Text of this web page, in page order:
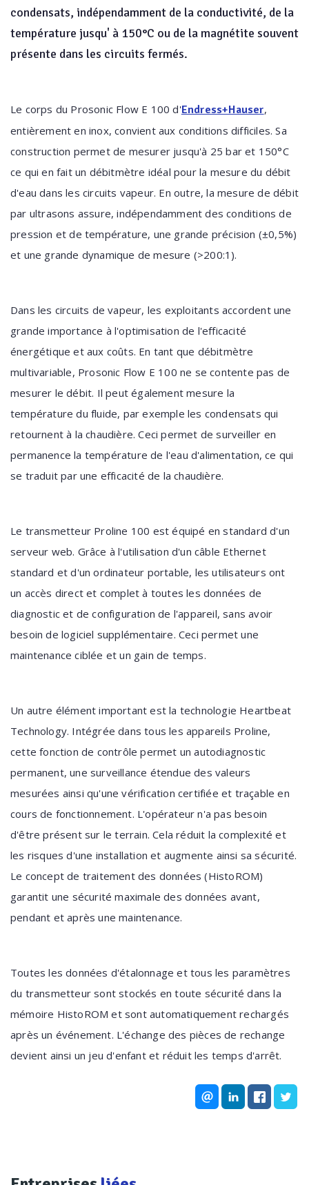
condensats, indépendamment de la conductivité, de la
température jusqu' à 150°C ou de la magnétite souvent
présente dans les circuits fermés.
Le corps du Prosonic Flow E 100 d'Endress+Hauser,
entièrement en inox, convient aux conditions difficiles. Sa
construction permet de mesurer jusqu'à 25 bar et 150°C
ce qui en fait un débitmètre idéal pour la mesure du débit
d'eau dans les circuits vapeur. En outre, la mesure de débit
par ultrasons assure, indépendamment des conditions de
pression et de température, une grande précision (±0,5%)
et une grande dynamique de mesure (>200:1).
Dans les circuits de vapeur, les exploitants accordent une
grande importance à l'optimisation de l'efficacité
énergétique et aux coûts. En tant que débitmètre
multivariable, Prosonic Flow E 100 ne se contente pas de
mesurer le débit. Il peut également mesure la
température du fluide, par exemple les condensats qui
retournent à la chaudière. Ceci permet de surveiller en
permanence la température de l'eau d'alimentation, ce qui
se traduit par une efficacité de la chaudière.
Le transmetteur Proline 100 est équipé en standard d'un
serveur web. Grâce à l'utilisation d'un câble Ethernet
standard et d'un ordinateur portable, les utilisateurs ont
un accès direct et complet à toutes les données de
diagnostic et de configuration de l'appareil, sans avoir
besoin de logiciel supplémentaire. Ceci permet une
maintenance ciblée et un gain de temps.
Un autre élément important est la technologie Heartbeat
Technology. Intégrée dans tous les appareils Proline,
cette fonction de contrôle permet un autodiagnostic
permanent, une surveillance étendue des valeurs
mesurées ainsi qu'une vérification certifiée et traçable en
cours de fonctionnement. L'opérateur n'a pas besoin
d'être présent sur le terrain. Cela réduit la complexité et
les risques d'une installation et augmente ainsi sa sécurité.
Le concept de traitement des données (HistoROM)
garantit une sécurité maximale des données avant,
pendant et après une maintenance.
Toutes les données d'étalonnage et tous les paramètres
du transmetteur sont stockés en toute sécurité dans la
mémoire HistoROM et sont automatiquement rechargés
après un événement. L'échange des pièces de rechange
devient ainsi un jeu d'enfant et réduit les temps d'arrêt.